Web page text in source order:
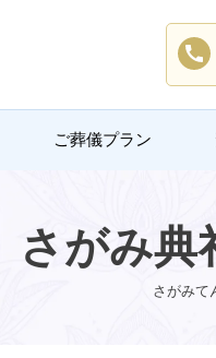
ご葬儀プラン
さがみ典
さがみて